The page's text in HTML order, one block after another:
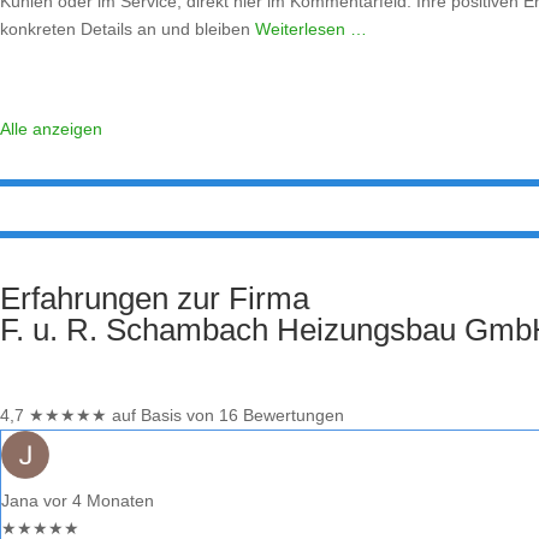
konkreten Details an und bleiben Weiterlesen …
Alle anzeigen
Erfahrungen zur Firma
F. u. R. Schambach Heizungsbau
4,7 ★★★★★ auf Basis von 16 Bewertungen
Jana vor 4 Monaten
★★★★★